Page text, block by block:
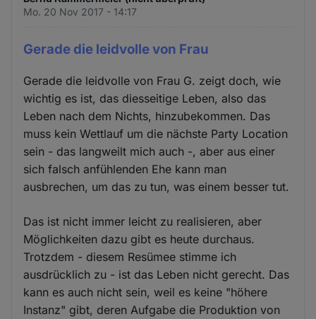
Mo. 20 Nov 2017 - 14:17
Gerade die leidvolle von Frau
Gerade die leidvolle von Frau G. zeigt doch, wie
wichtig es ist, das diesseitige Leben, also das
Leben nach dem Nichts, hinzubekommen. Das
muss kein Wettlauf um die nächste Party Location
sein - das langweilt mich auch -, aber aus einer
sich falsch anfühlenden Ehe kann man
ausbrechen, um das zu tun, was einem besser tut.
Das ist nicht immer leicht zu realisieren, aber
Möglichkeiten dazu gibt es heute durchaus.
Trotzdem - diesem Resümee stimme ich
ausdrücklich zu - ist das Leben nicht gerecht. Das
kann es auch nicht sein, weil es keine "höhere
Instanz" gibt, deren Aufgabe die Produktion von